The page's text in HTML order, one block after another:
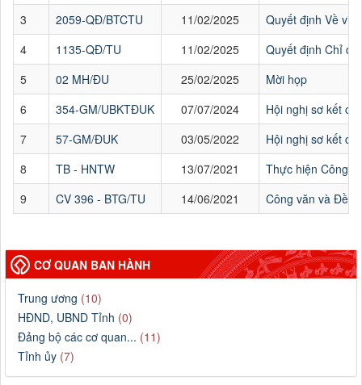
3
2059-QĐ/BTCTU 11/02/2025
Quyết định Về
4
1135-QĐ/TU 11/02/2025
Quyết định Chỉ
5
02 MH/ĐU 25/02/2025
Mời họp
6
354-GM/UBKTĐUK 07/07/2024
Hội nghị sơ kết
7
57-GM/ĐUK 03/05/2022
Hội nghị sơ kết
8
TB - HNTW 13/07/2021
Thực hiện Công
9
CV 396 - BTG/TU 14/06/2021 Công văn và Đề
CƠ QUAN BAN HÀNH
Trung ương (10)
HĐND, UBND Tỉnh (0)
Đảng bộ các cơ quan... (11)
Tỉnh ủy (7)